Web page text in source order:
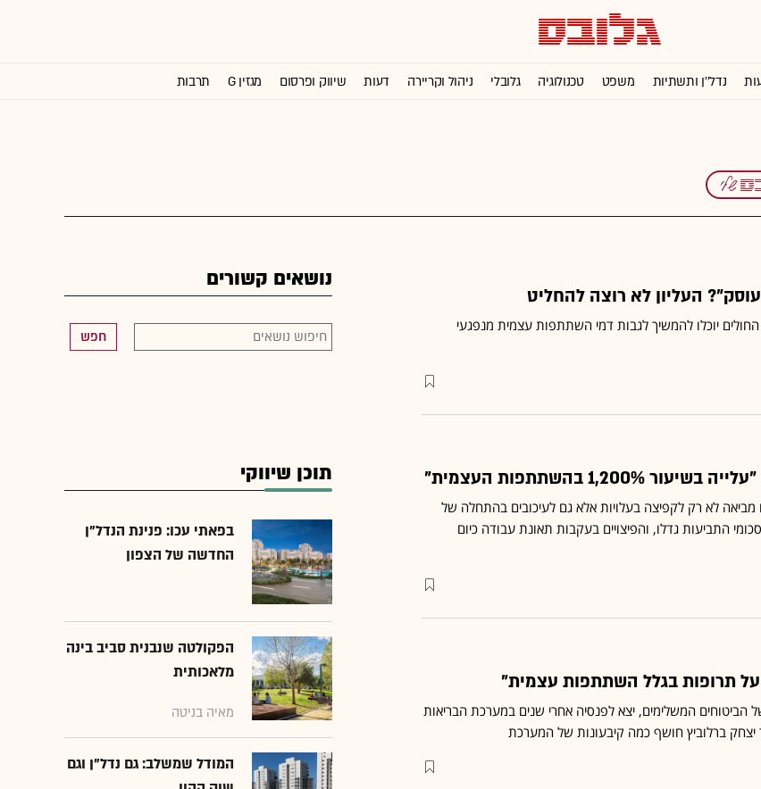
נדל''ן ותשתיות משפט טכנולוגיה גלובלי ניהול וקריירה דעות שיווק ופרסום מגזין G תרבות
העליון לא רוצה להחליט
יוכלו להמשיך לגבות דמי השתתפות עצמית מנפגעי
בהשתתפות העצמית"
מביאה לא רק לקפיצה בעלויות אלא גם לעיכובים בהתחלה של
התביעות גדלו, והפיצויים בעקבות תאונת עבודה כיום
המשלימים, יצא לפנסיה אחרי שנים במערכת הבריאות
יצחק ברלוביץ חושף כמה קיבעונות של המערכת
נושאים קשורים
חפש
תוכן שיווקי
בפאתי עכו: פנינת הנדל"ן
החדשה של הצפון
הפקולטה שנבנית סביב בינה
מלאכותית
מאיה בניטה
המודל שמשלב: גם נדל"ן וגם